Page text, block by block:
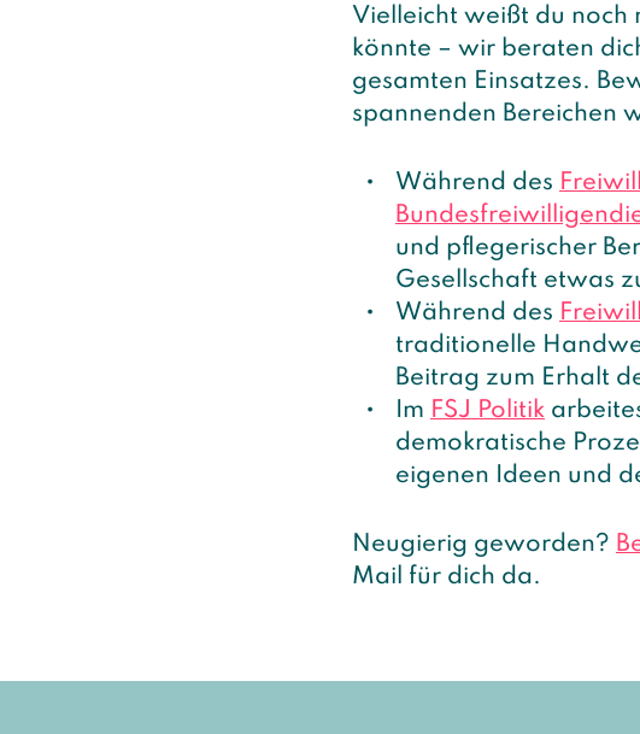
Vielleicht weißt du noch
könnte – wir beraten
gesamten Einsatzes.
spannenden Bereichen
Während des
und pflegerischer
Gesellschaft etwas
Während des
traditionelle
Beitrag zum Erhalt
Im FSJ Politik
demokratische
eigenen Ideen und
Neugierig geworden?
Mail für dich da.